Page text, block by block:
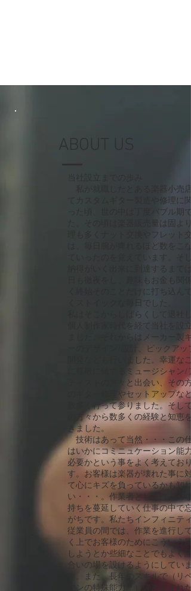
ABOUT US
私が就職したとある楽器小売店
てカスタムギター製造や修理に関
った頃、世の中は丁度バブル期で
た。その頃は楽器販売量は固より
理も多くナット交換やフレット交
は、毎日腕が痺れるほど数をこな
ていったのを覚えています。そし
納得がいく出来に到達するまでは
日も徹夜をし、趣味もお金も関係
く終始そのことだけに打ち込んで
くストイックな毎日でした。
私はそこからしばらくして退社し
個人制作家時代を経て当社を設立
ました。それからはメーカー製ギ
ーのデザイン/設計、ピックアッ
開発なども行いました。幸運なこ
に尊敬に値するミュージシャン/
ティストの方々と出会い、その方
のギター修理やセットアップなど
数多く行って参りました。そして
の方々から数多くの経験と知恵を
きました。
技術はあって当然・・・この仕
はいかにコミニュケーション能力
必要かという事をよく考えており
す。お客様は楽器が壊れた事に対
て心にキズを負っているかも知れ
い・・・。作業者としてはそんな
持ちを蔓延していく仕事の中で忘
がちです。私たちインフィニティ
従業員の間では、作業を進行して
く上でお客様のためにこういう風
しようとか些細なことでもよく話
合いの場を設けるようにしていま
す。また、長年のスキルで（リペ
マンの特殊能力？）弾き込まれた